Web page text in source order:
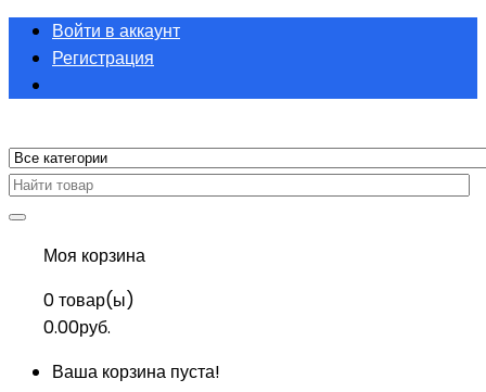
Войти в аккаунт
Регистрация
Моя корзина
0товар(ы)
0.00руб.
Ваша корзина пуста!